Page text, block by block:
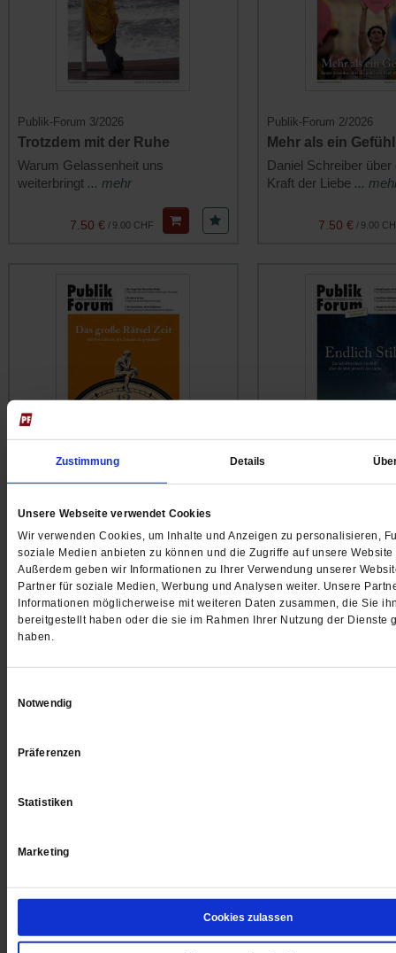
Zustimmung Details
Unsere Webseite verwendet Cookies
Wir verwenden Cookies, um Inhalte und Anzeigen zu personalisieren,
soziale Medien anbieten zu können und die Zugriffe auf unsere
Außerdem geben wir Informationen zu Ihrer Verwendung unserer
Partner für soziale Medien, Werbung und Analysen weiter. Unsere
Informationen möglicherweise mit weiteren Daten zusammen, die Sie
bereitgestellt haben oder die sie im Rahmen Ihrer Nutzung der Dienste
haben.
Notwendig
Präferenzen
Statistiken
Marketing
Cookies zulassen
Publik-Forum 3/2026
Trotzdem mit der Ruhe
Warum Gelassenheit uns
weiterbringt ... mehr
9.00 CHF
/
7.50 €
Publik-Forum 2/2026
Mehr als ein Gefühl
Daniel Schreiber über
Kraft der Liebe ...
9.00
/
7.50 €
Publik-Forum 1/2026
gestalten?... mehr
9.00 CHF
/
7.50 €
Publik-Forum 24/2025
Welt jenseits des
9.00
/
7.00 €
Publik-Forum 23/2025
Wie Leo XIV. das Erbe von
Der Soziologe Armin
... mehr